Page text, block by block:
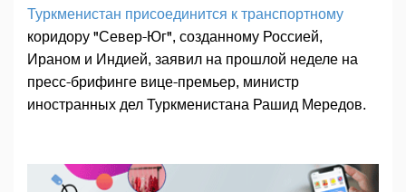
Туркменистан присоединится к транспортному
коридору "Север-Юг", созданному Россией,
Ираном и Индией, заявил на прошлой неделе на
пресс-брифинге вице-премьер, министр
иностранных дел Туркменистана Рашид Мередов.